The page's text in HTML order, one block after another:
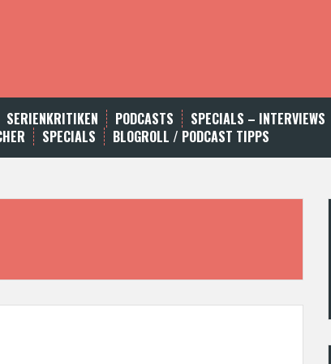
SERIENKRITIKEN PODCASTS SPECIALS – INTERVIEWS
SPECIALS BLOGROLL / PODCAST TIPPS